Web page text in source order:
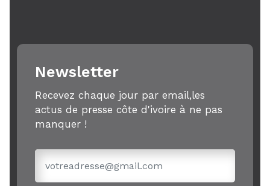
Newsletter
Recevez chaque jour par email,les
actus de presse côte d'ivoire à ne pas
manquer !